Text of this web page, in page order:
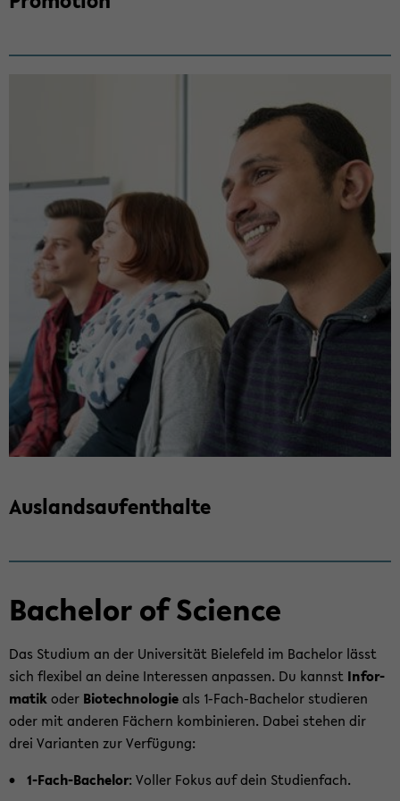
Aus­lands­auf­ent­hal­te
Ba­che­lor of Sci­ence
Das Stu­di­um an der Uni­ver­si­tät Bie­le­feld im Ba­che­lor lässt
sich fle­xi­bel an deine In­ter­es­sen an­pas­sen. Du kannst In­for­
ma­tikoder Bio­tech­no­lo­gieals 1-​Fach-Bachelor stu­die­ren
oder mit an­de­ren Fä­chern kom­bi­nie­ren. Dabei ste­hen dir
drei Va­ri­an­ten zur Ver­fü­gung:
1-​Fach-Bachelor: Vol­ler Fokus auf dein Stu­di­en­fach.